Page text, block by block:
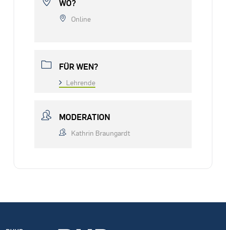
WO?
Online
FÜR WEN?
Lehrende
MODERATION
Kathrin Braungardt